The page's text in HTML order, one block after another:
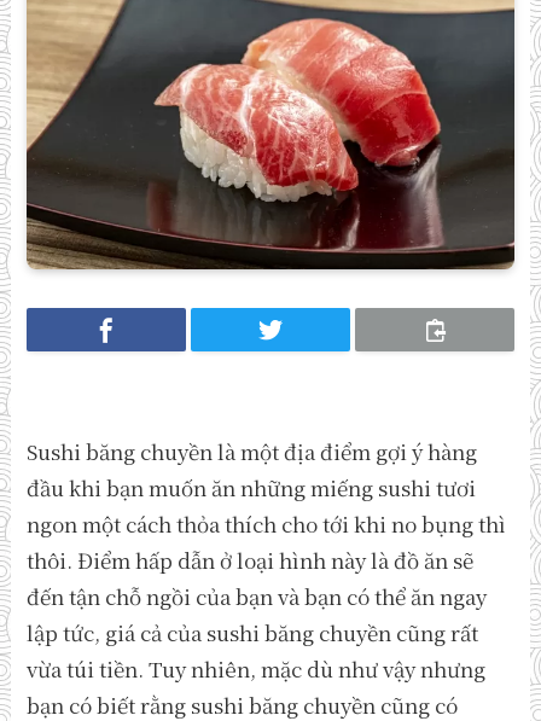
Sushi băng chuyền là một địa điểm gợi ý hàng
đầu khi bạn muốn ăn những miếng sushi tươi
ngon một cách thỏa thích cho tới khi no bụng thì
thôi. Điểm hấp dẫn ở loại hình này là đồ ăn sẽ
đến tận chỗ ngồi của bạn và bạn có thể ăn ngay
lập tức, giá cả của sushi băng chuyền cũng rất
vừa túi tiền. Tuy nhiên, mặc dù như vậy nhưng
bạn có biết rằng sushi băng chuyền cũng có